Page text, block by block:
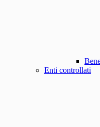
Enti controllati